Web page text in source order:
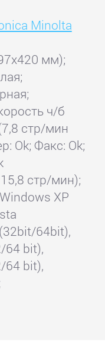
Minolta
мм);
ч/б
стр/мин
Ok; Факс: Ok;
стр/мин);
XP
64bit),
64 bit),
64 bit),